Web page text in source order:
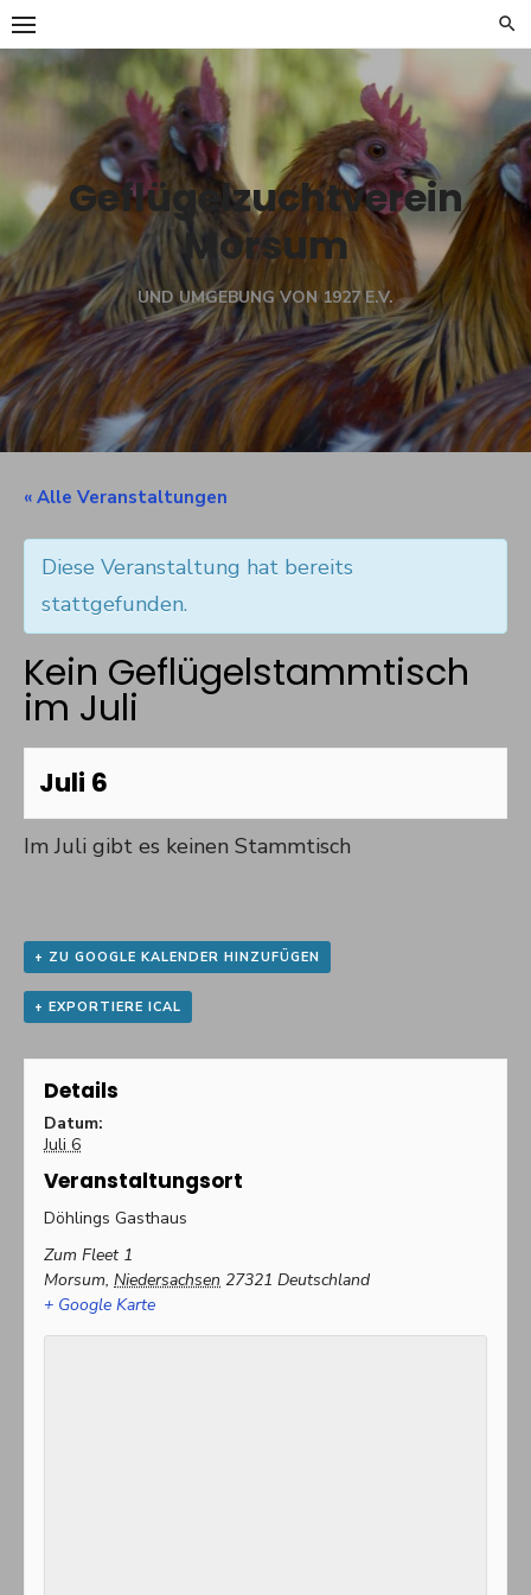
Skip
to
content
Geflügelzuchtverein
Morsum
UND UMGEBUNG VON 1927 E.V.
« Alle Veranstaltungen
Diese Veranstaltung hat bereits
stattgefunden.
Kein Geflügelstammtisch
im Juli
Juli 6
Im Juli gibt es keinen Stammtisch
+ ZU GOOGLE KALENDER HINZUFÜGEN
+ EXPORTIERE ICAL
Details
Datum:
Juli 6
Veranstaltungsort
Döhlings Gasthaus
Zum Fleet 1
Morsum, Niedersachsen 27321 Deutschland
+ Google Karte